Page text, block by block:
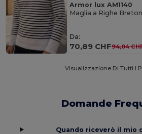
Armor lux AM1140
Maglia a Righe
Da:
70,89 CHF94,04
Visualizzazione Di Tutti I
Domande
Quando riceverò il mio